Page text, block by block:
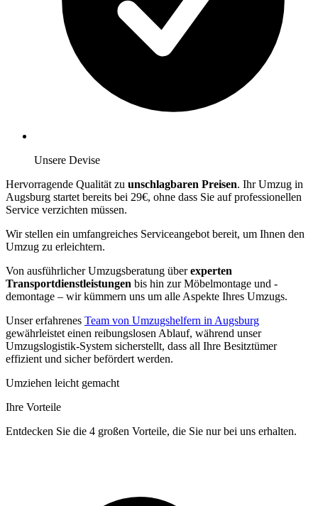
Unsere Devise
Hervorragende Qualität zu unschlagbaren Preisen. Ihr Umzug in
Augsburg startet bereits bei 29€, ohne dass Sie auf professionellen
Service verzichten müssen.
Wir stellen ein umfangreiches Serviceangebot bereit, um Ihnen den
Umzug zu erleichtern.
Von ausführlicher Umzugsberatung überexperten
Transportdienstleistungen bis hin zur Möbelmontage und -
demontage – wir kümmern uns um alle Aspekte Ihres Umzugs.
Unser erfahrenes Team von Umzugshelfern in Augsburg
gewährleistet einen reibungslosen Ablauf, während unser
Umzugslogistik-System sicherstellt, dass all Ihre Besitztümer
effizient und sicher befördert werden.
Umziehen leicht gemacht
Ihre Vorteile
Entdecken Sie die 4 großen Vorteile, die Sie nur bei uns erhalten.